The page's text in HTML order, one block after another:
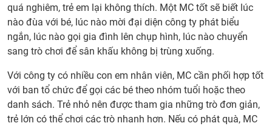
quá nghiêm, trẻ em lại không thích. Một MC tốt sẽ biết lúc
nào đùa với bé, lúc nào mời đại diện công ty phát biểu
ngắn, lúc nào gọi gia đình lên chụp hình, lúc nào chuyển
sang trò chơi để sân khấu không bị trùng xuống.
Với công ty có nhiều con em nhân viên, MC cần phối hợp tốt
với ban tổ chức để gọi các bé theo nhóm tuổi hoặc theo
danh sách. Trẻ nhỏ nên được tham gia những trò đơn giản,
trẻ lớn có thể chơi các trò nhanh hơn. Nếu có phát quà, MC